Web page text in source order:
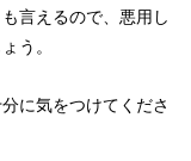
言えるので、悪用し
う。
に気をつけてくださ